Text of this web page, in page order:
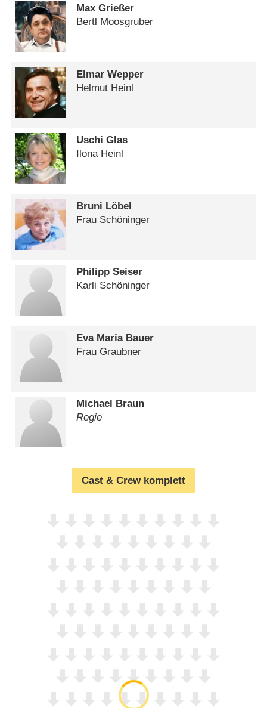
Max Grießer
Bertl Moosgruber
Elmar Wepper
Helmut Heinl
Uschi Glas
Ilona Heinl
Bruni Löbel
Frau Schöninger
Philipp Seiser
Karli Schöninger
Eva Maria Bauer
Frau Graubner
Michael Braun
Regie
Cast & Crew komplett